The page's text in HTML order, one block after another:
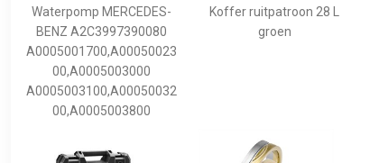
Waterpomp MERCEDES-
BENZ A2C3997390080
A0005001700,A00050023
00,A0005003000
A0005003100,A00050032
00,A0005003800
Koffer ruitpatroon 28 L
groen